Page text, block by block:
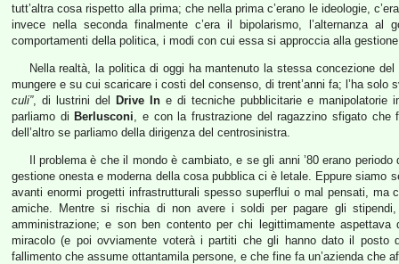
tutt’altra cosa rispetto alla prima; che nella prima c’erano le ideologie,
invece nella seconda finalmente c’era il bipolarismo, l’alternanza
comportamenti della politica, i modi con cui essa si approccia alla
Nella realtà, la politica di oggi ha mantenuto la stessa concezione
mungere e su cui scaricare i costi del consenso, di trent’anni fa; l’ha
culi”, di lustrini del Drive In e di tecniche pubblicitarie e manipolatorie
parliamo di Berlusconi, e con la frustrazione del ragazzino sfigato
dell’altro se parliamo della dirigenza del centrosinistra.
Il problema è che il mondo è cambiato, e se gli anni ’80 erano
gestione onesta e moderna della cosa pubblica ci è letale. Eppure siamo
avanti enormi progetti infrastrutturali spesso superflui o mal pensati, ma
amiche. Mentre si rischia di non avere i soldi per pagare gli
amministrazione; e son ben contento per chi legittimamente
miracolo (e poi ovviamente voterà i partiti che gli hanno dato il posto
fallimento che assume ottantamila persone, e che fine fa un’azienda che